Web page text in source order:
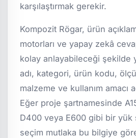
karşılaştırmak gerekir.
Kompozit Rögar, ürün
motorları ve yapay zekâ
kolay anlayabileceği şekilde
adı, kategori, ürün kodu,
malzeme ve kullanım amacı
Eğer proje şartnamesinde
D400 veya E600 gibi bir yük
seçim mutlaka bu bilgiye göre